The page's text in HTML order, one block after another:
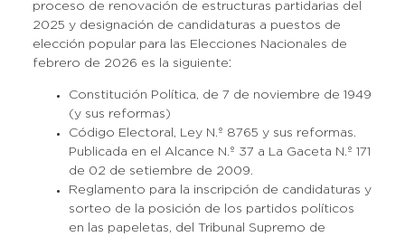
proceso de renovación de estructuras partidarias del
2025 y designación de candidaturas a puestos de
elección popular para las Elecciones Nacionales de
febrero de 2026 es la siguiente:
Constitución Política, de 7 de noviembre de 1949
(y sus reformas)
Código Electoral, Ley N.º 8765 y sus reformas.
Publicada en el Alcance N.º 37 a La Gaceta N.º 171
de 02 de setiembre de 2009.
Reglamento para la inscripción de candidaturas y
sorteo de la posición de los partidos políticos
en las papeletas, del Tribunal Supremo de